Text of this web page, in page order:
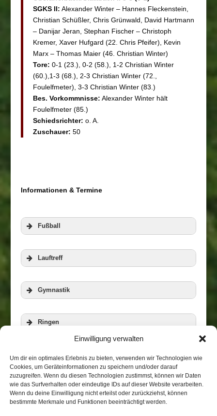
Einwilligung verwalten
Um dir ein optimales Erlebnis zu bieten, verwenden wir Technologien wie
Cookies, um Geräteinformationen zu speichern und/oder darauf
zuzugreifen. Wenn du diesen Technologien zustimmst, können wir Daten
wie das Surfverhalten oder eindeutige IDs auf dieser Website verarbeiten.
Wenn du deine Einwilligung nicht erteilst oder zurückziehst, können
bestimmte Merkmale und Funktionen beeinträchtigt werden.
SGKS II: Alexander Winter – Hannes Fleckenstein,
Christian Schüßler, Chris Grünwald, David Hartmann
– Danijar Jeran, Stephan Fischer – Christoph
Kremer, Xaver Hufgard (22. Chris Pfeifer), Kevin
Marx – Thomas Maier (46. Christian Winter)
Tore: 0-1 (23.), 0-2 (58.), 1-2 Christian Winter
(60.),1-3 (68.), 2-3 Christian Winter (72.,
Foulelfmeter), 3-3 Christian Winter (83.)
Bes. Vorkommnisse: Alexander Winter hält
Foulelfmeter (85.)
Schiedsrichter: o. A.
Zuschauer: 50
Informationen & Termine
Fußball
Lauftreff
Veranstaltungen
Gymnastik
Ringen
Zur Homepage der RWG
Aerobic und Step
Weitere Informationen
Biketreff